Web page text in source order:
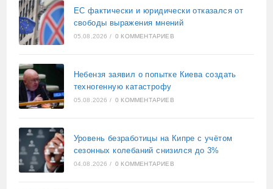
ЕС фактически и юридически отказался от
свободы выражения мнений
05.08.2026 / 0 КОММЕНТАРИЕВ
Небензя заявил о попытке Киева создать
техногенную катастрофу
05.08.2026 / 0 КОММЕНТАРИЕВ
Уровень безработицы на Кипре с учётом
сезонных колебаний снизился до 3%
04.08.2026 / 0 КОММЕНТАРИЕВ